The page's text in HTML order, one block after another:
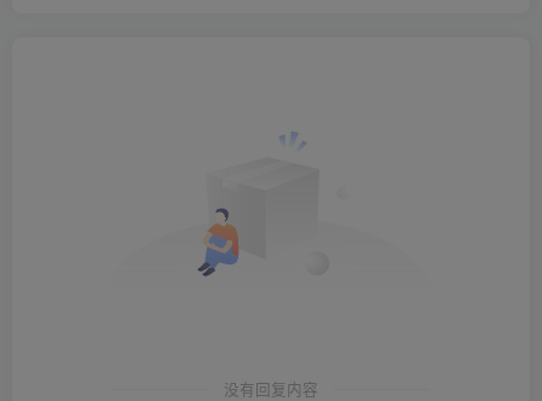
没有回复内容